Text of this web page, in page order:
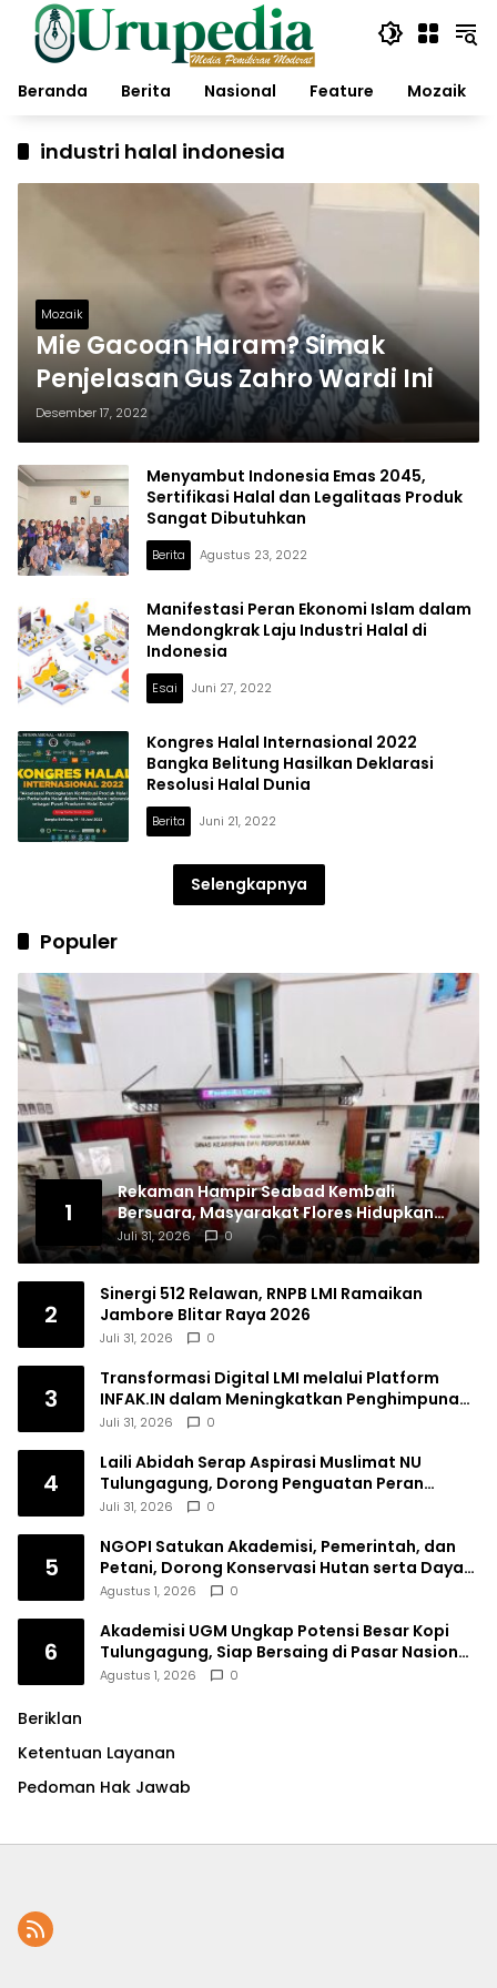
Langsung
konten
Beranda
Berita Nasional Feature Mozaik
industri halal indonesia
Mozaik
Mie Gacoan Haram? Simak
Penjelasan Gus Zahro Wardi Ini
Desember 17, 2022
Menyambut Indonesia Emas 2045,
Sertifikasi Halal dan Legalitaas Produk
Sangat Dibutuhkan
Berita Agustus 23, 2022
Manifestasi Peran Ekonomi Islam dalam
Mendongkrak Laju Industri Halal di
Indonesia
Esai Juni 27, 2022
Kongres Halal Internasional 2022
Bangka Belitung Hasilkan Deklarasi
Resolusi Halal Dunia
Berita Juni 21, 2022
Selengkapnya
Populer
1
Rekaman Hampir Seabad Kembali
Bersuara, Masyarakat Flores Hidupkan
Lagi Ingatan Leluhur
Juli 31, 2026 0
2
Sinergi 512 Relawan, RNPB LMI Ramaikan
Jambore Blitar Raya 2026
Juli 31, 2026 0
3
Transformasi Digital LMI melalui Platform
INFAK.IN dalam Meningkatkan Penghimpunan
Dana Filantropi Islam
Juli 31, 2026 0
4
Laili Abidah Serap Aspirasi Muslimat NU
Tulungagung, Dorong Penguatan Peran
Perempuan
Juli 31, 2026 0
5
NGOPI Satukan Akademisi, Pemerintah, dan
Petani, Dorong Konservasi Hutan serta Daya
Saing Kopi Tulungagung
Agustus 1, 2026 0
6
Akademisi UGM Ungkap Potensi Besar Kopi
Tulungagung, Siap Bersaing di Pasar Nasional
hingga Dunia
Agustus 1, 2026 0
Beriklan
Ketentuan Layanan
Pedoman Hak Jawab